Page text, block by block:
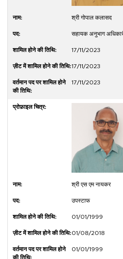
श्री गोपाल कलासद
सहायक अनुभाग
17/11/2023
17/11/2023
17/11/2023
श्री एस एम नायकर
उपस्टाफ
01/01/1999
01/08/2018
01/01/1999